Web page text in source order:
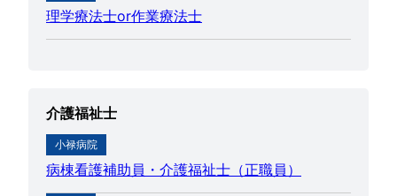
理学療法士or作業療法士
介護福祉士
小禄病院
病棟看護補助員・介護福祉士（正職員）